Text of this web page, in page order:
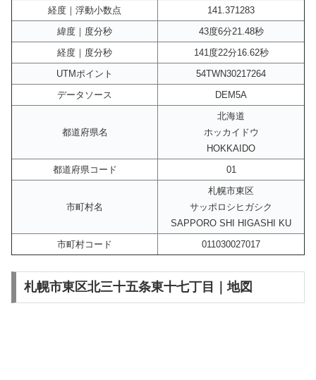
経度｜浮動小数点
141.371283
緯度｜度分秒
43度6分21.48秒
経度｜度分秒
141度22分16.62秒
UTMポイント
54TWN30217264
データソース
DEM5A
都道府県名
北海道
ホッカイドウ
HOKKAIDO
都道府県コード
01
市町村名
札幌市東区
サッポロシヒガシク
SAPPORO SHI HIGASHI KU
市町村コード
011030027017
札幌市東区北三十五条東十七丁目｜地図